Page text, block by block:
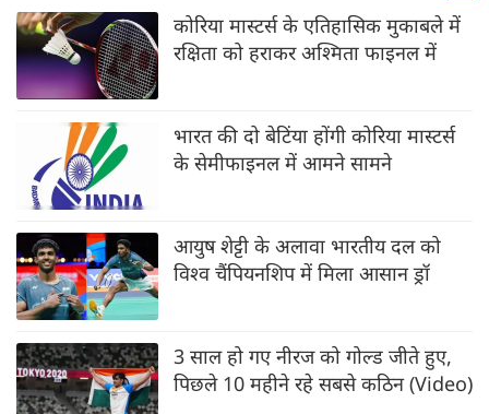
कोरिया मास्टर्स के एतिहासिक मुकाबले में
रक्षिता को हराकर अश्मिता फाइनल में
भारत की दो बेटिंया होंगी कोरिया मास्टर्स
के सेमीफाइनल में आमने सामने
आयुष शेट्टी के अलावा भारतीय दल को
विश्व चैंपियनशिप में मिला आसान ड्रॉ
3 साल हो गए नीरज को गोल्ड जीते हुए,
पिछले 10 महीने रहे सबसे कठिन (Video)